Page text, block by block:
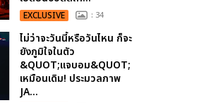
EXCLUSIVE : 34
ไม่ว่าจะวันนี้หรือวันไหน ก็จะ
ยังภูมิใจในตัว
&QUOT;แจบอม&QUOT;
เหมือนเดิม! ประมวลภาพ
JA...